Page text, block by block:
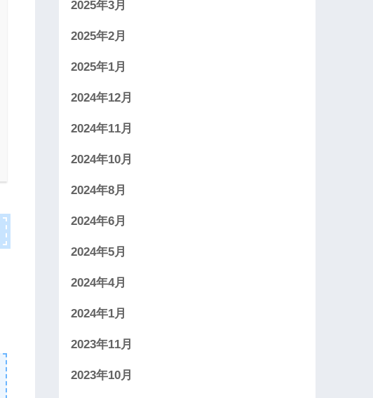
2025年3月
2025年2月
2025年1月
2024年12月
2024年11月
2024年10月
2024年8月
2024年6月
2024年5月
2024年4月
2024年1月
2023年11月
2023年10月